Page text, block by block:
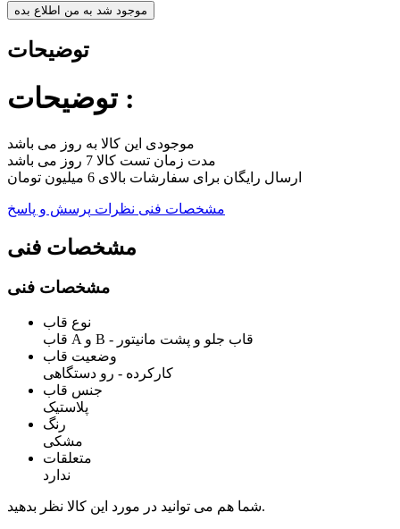
موجود شد به من اطلاع بده
توضیحات
توضیحات :
موجودی این کالا به روز می باشد
مدت زمان تست کالا 7 روز می باشد
ارسال رایگان برای سفارشات بالای 6 میلیون تومان
مشخصات فنی نظرات پرسش و پاسخ
مشخصات فنی
مشخصات فنی
نوع قاب
قاب A و B - قاب جلو و پشت مانیتور
وضعیت قاب
کارکرده - رو دستگاهی
جنس قاب
پلاستیک
رنگ
مشکی
متعلقات
ندارد
شما هم می توانید در مورد این کالا نظر بدهید.